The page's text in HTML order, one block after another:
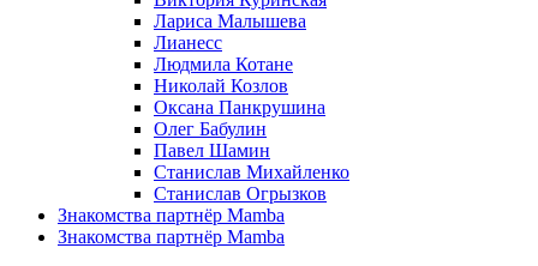
Лариса Малышева
Лианесс
Людмила Котане
Николай Козлов
Оксана Панкрушина
Олег Бабулин
Павел Шамин
Станислав Михайленко
Станислав Огрызков
Знакомства партнёр Mamba
Знакомства партнёр Mamba